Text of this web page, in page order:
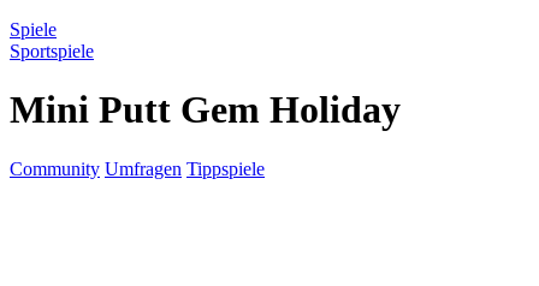
Spiele
Sportspiele
Mini Putt Gem Holiday
Community Umfragen Tippspiele